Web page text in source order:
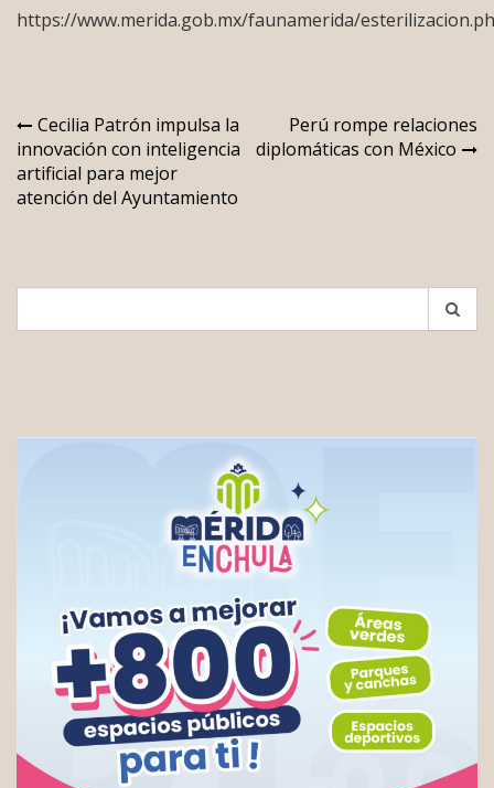
https://www.merida.gob.mx/faunamerida/
Navegación
de
entradas
Cecilia Patrón impulsa la
innovación con inteligencia
artificial para mejor
atención del Ayuntamiento
Perú rompe relaciones
diplomáticas con México